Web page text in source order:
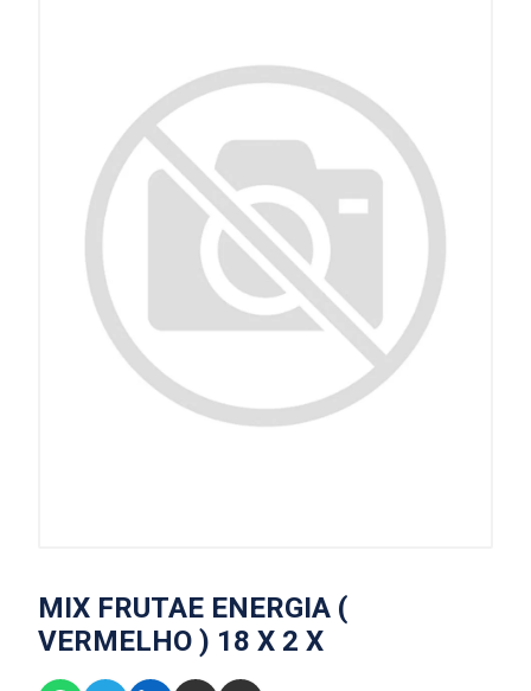
MIX FRUTAE ENERGIA (
VERMELHO ) 18 X 2 X